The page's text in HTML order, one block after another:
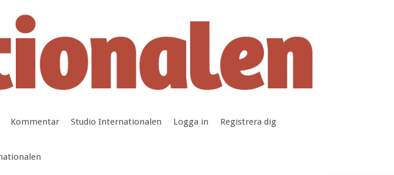
Kommentar Studio Internationalen Logga in Registrera dig